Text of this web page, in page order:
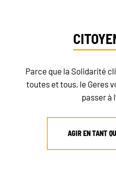
Parce que la Solidarité
toutes et tous, le Geres
passer à
AGIR EN TANT